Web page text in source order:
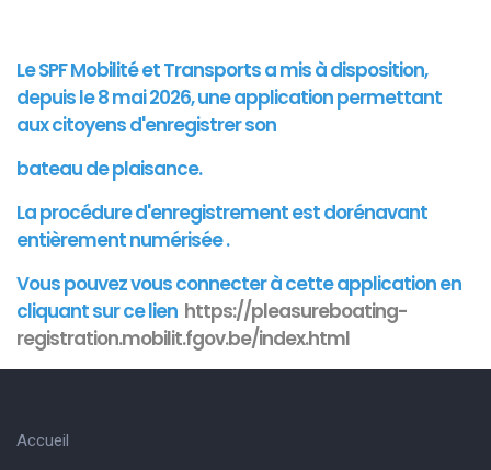
Le SPF Mobilité et Transports a mis à disposition,
depuis le 8 mai 2026, une application permettant
aux citoyens d'enregistrer son
bateau de plaisance.
La procédure d'enregistrement est dorénavant
entièrement numérisée .
Vous pouvez vous connecter à cetteapplicationen
cliquant sur ce lien https://pleasureboating-
registration.mobilit.fgov.be/index.html
Accueil